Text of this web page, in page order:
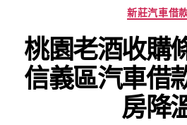
分
類
新莊汽車借
桃園老酒收購
信義區汽車借
房降